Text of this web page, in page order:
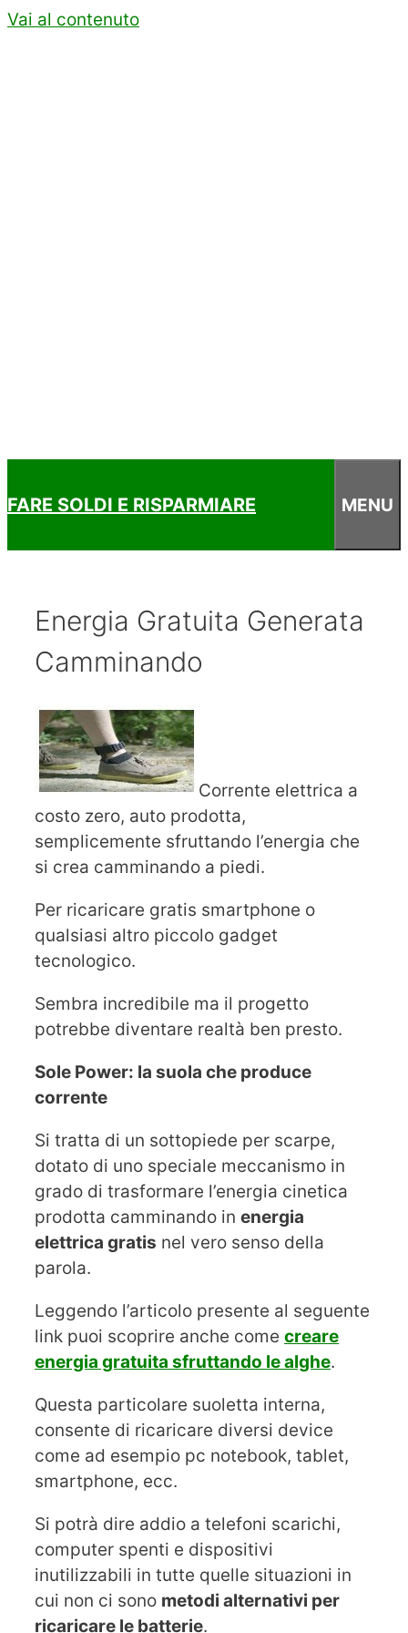
Vai al contenuto
FARE SOLDI E RISPARMIARE MENU
Energia Gratuita Generata
Camminando
Corrente elettrica a
costo zero, auto prodotta,
semplicemente sfruttando l’energia che
si crea camminando a piedi.
Per ricaricare gratis smartphone o
qualsiasi altro piccolo gadget
tecnologico.
Sembra incredibile ma il progetto
potrebbe diventare realtà ben presto.
Sole Power: la suola che produce
corrente
Si tratta di un sottopiede per scarpe,
dotato di uno speciale meccanismo in
grado di trasformare l’energia cinetica
prodotta camminando in energia
elettrica gratis nel vero senso della
parola.
Leggendo l’articolo presente al seguente
link puoi scoprire anche come creare
energia gratuita sfruttando le alghe.
Questa particolare suoletta interna,
consente di ricaricare diversi device
come ad esempio pc notebook, tablet,
smartphone, ecc.
Si potrà dire addio a telefoni scarichi,
computer spenti e dispositivi
inutilizzabili in tutte quelle situazioni in
cui non ci sono metodi alternativi per
ricaricare le batterie.